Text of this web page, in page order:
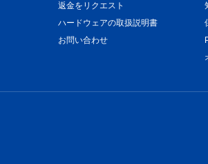
返金をリクエスト
ハードウェアの取扱説明書
お問い合わせ